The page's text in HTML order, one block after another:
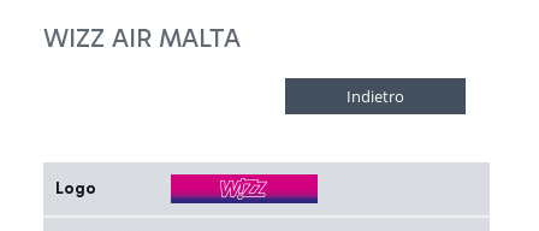
WIZZ AIR MALTA
Logo